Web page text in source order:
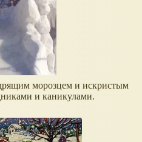
морозцем и искристым
и каникулами.